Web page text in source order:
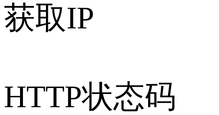
获取IP
HTTP状态码